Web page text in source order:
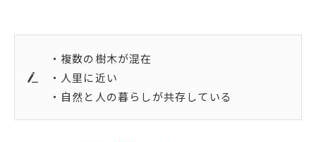
・複数の樹木が混在
・人里に近い
・自然と人の暮らしが共存している